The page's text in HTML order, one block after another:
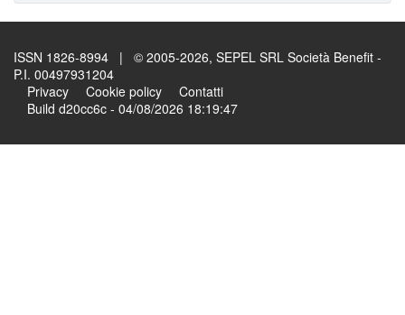
ISSN 1826-8994 | © 2005-2026, SEPEL SRL Società Benefit -
P.I. 00497931204
Privacy
Cookie policy
Contatti
Build d20cc6c - 04/08/2026 18:19:47